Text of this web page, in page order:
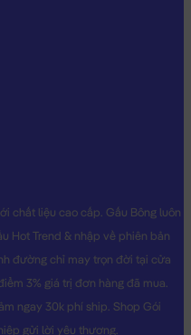
Capybara
chất liệu cao cấp. Gấu Bông luôn
Hot Trend & nhập về phiên bản
đường chỉ may trọn đời tại cửa
3% giá trị đơn hàng đã mua.
ngay 30k phí ship. Shop Gói
gửi lời yêu thương.